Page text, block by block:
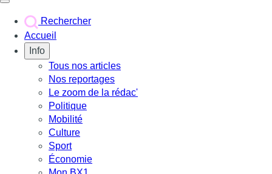
Rechercher
Accueil
Info
Tous nos articles
Nos reportages
Le zoom de la rédac'
Politique
Mobilité
Culture
Sport
Économie